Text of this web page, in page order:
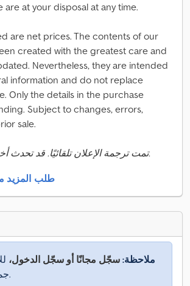
are at your disposal at any time.
are net prices. The contents of our
created with the greatest care and
Nevertheless, they are intended
information and do not replace
Only the details in the purchase
Subject to changes, errors,
sale.
تمت ترجمة الإعلان تلقائيًا. قد تحدث أخطاء في الترجمة.
طلب المزيد
ملاحظة: سجّل مجانًا أو سجّل الدخول،
جميع المعلومات.